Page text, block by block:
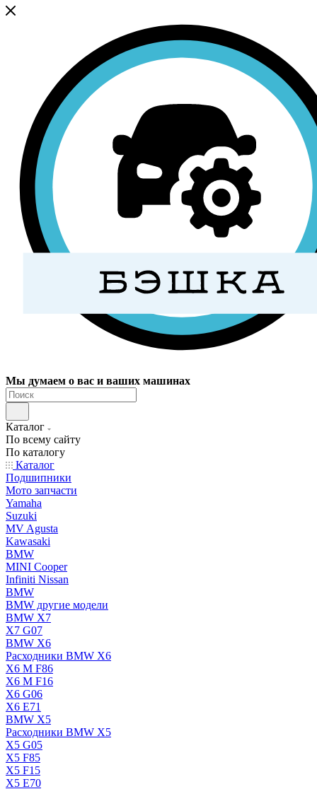
Мы думаем о вас и ваших машинах
Каталог
По всему сайту
По каталогу
Каталог
Подшипники
Мото запчасти
Yamaha
Suzuki
MV Agusta
Kawasaki
BMW
MINI Cooper
Infiniti Nissan
BMW
BMW другие модели
BMW X7
X7 G07
BMW X6
Расходники BMW X6
X6 M F86
X6 M F16
X6 G06
X6 E71
BMW X5
Расходники BMW X5
X5 G05
X5 F85
X5 F15
X5 E70